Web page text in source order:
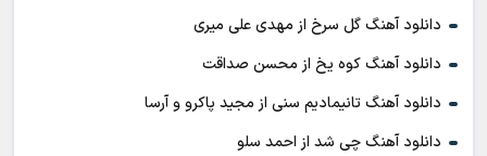
دانلود آهنگ گل سرخ از مهدی علی میری
دانلود آهنگ کوه یخ از محسن صداقت
دانلود آهنگ تانیمادیم سنی از مجید پاکرو و آرسا
دانلود آهنگ چی شد از احمد سلو